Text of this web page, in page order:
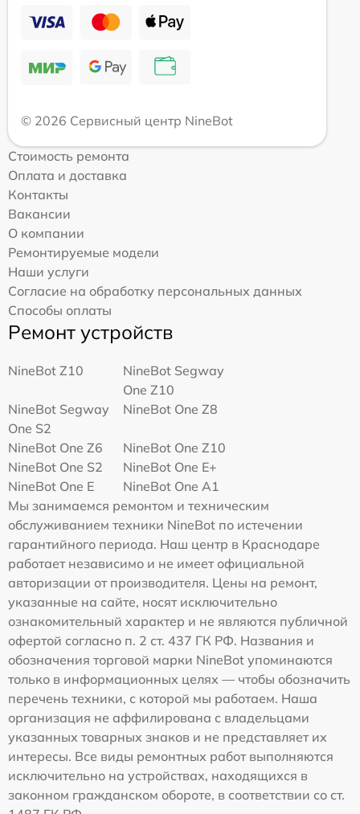
© 2026 Сервисный центр NineBot
Стоимость ремонта
Оплата и доставка
Контакты
Вакансии
О компании
Ремонтируемые модели
Наши услуги
Согласие на обработку персональных данных
Способы оплаты
Ремонт устройств
NineBot Z10
NineBot Segway
One Z10
NineBot Segway
One S2
NineBot One Z8
NineBot One Z6
NineBot One Z10
NineBot One S2
NineBot One E+
NineBot One E
NineBot One A1
Мы занимаемся ремонтом и техническим
обслуживанием техники NineBot по истечении
гарантийного периода. Наш центр в Краснодаре
работает независимо и не имеет официальной
авторизации от производителя. Цены на ремонт,
указанные на сайте, носят исключительно
ознакомительный характер и не являются публичной
офертой согласно п. 2 ст. 437 ГК РФ. Названия и
обозначения торговой марки NineBot упоминаются
только в информационных целях — чтобы обозначить
перечень техники, с которой мы работаем. Наша
организация не аффилирована с владельцами
указанных товарных знаков и не представляет их
интересы. Все виды ремонтных работ выполняются
исключительно на устройствах, находящихся в
законном гражданском обороте, в соответствии со ст.